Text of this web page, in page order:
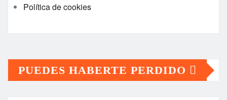
Política de cookies
PUEDES HABERTE PERDIDO